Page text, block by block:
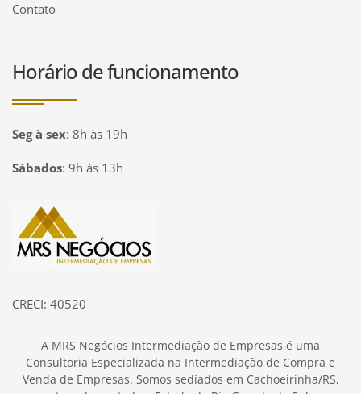
Contato
Horário de funcionamento
Seg à sex: 8h às 19h
Sábados: 9h às 13h
Página inicial
CRECI: 40520
A MRS Negócios Intermediação de Empresas é uma
Consultoria Especializada na Intermediação de Compra e
Venda de Empresas. Somos sediados em Cachoeirinha/RS,